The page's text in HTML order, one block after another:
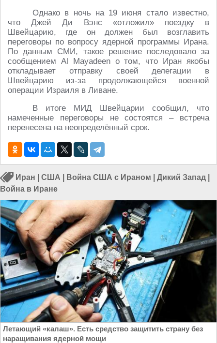
Однако в ночь на 19 июня стало известно,
что Джей Ди Вэнс «отложил» поездку в
Швейцарию, где он должен был возглавить
переговоры по вопросу ядерной программы Ирана.
По данным СМИ, такое решение последовало за
сообщением Al Mayadeen о том, что Иран якобы
откладывает отправку своей делегации в
Швейцарию из-за продолжающейся военной
операции Израиля в Ливане.
В итоге МИД Швейцарии сообщил, что
намеченные переговоры не состоятся – встреча
перенесена на неопределённый срок.
Иран США Война США с Ираном Дикий Запад
Война в Иране
Летающий «калаш». Есть средство защитить страну без
наращивания ядерной мощи